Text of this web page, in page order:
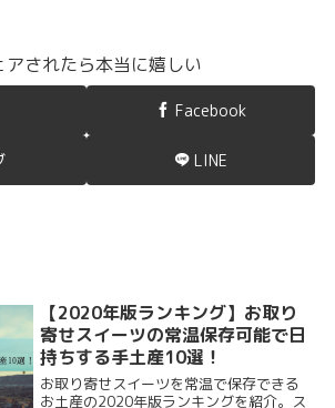
アされたら本当に嬉しい
Facebook
LINE
【2020年版ランキング】お取り
寄せスイーツの常温保存可能で日
持ちする手土産10選！
お取り寄せスイーツを常温で保存できる
お土産の2020年版ランキングを紹介。ス